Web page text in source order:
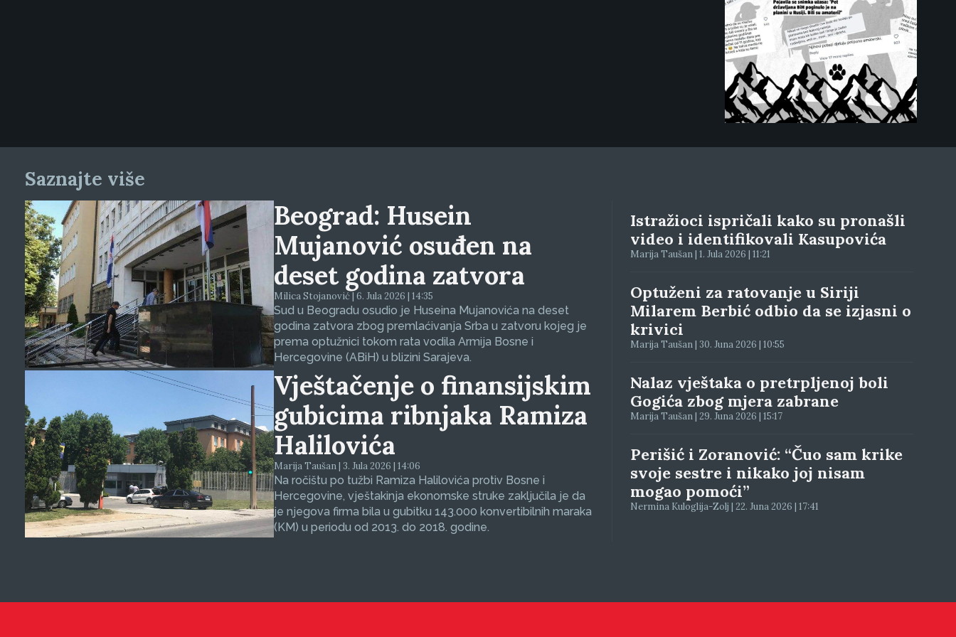
Saznajte više
Beograd: Husein
Mujanović osuđen na
deset godina zatvora
Milica Stojanović | 6. Jula 2026 | 14:35
Sud u Beogradu osudio je Huseina Mujanovića na deset
godina zatvora zbog premlaćivanja Srba u zatvoru kojeg je
prema optužnici tokom rata vodila Armija Bosne i
Hercegovine (ABiH) u blizini Sarajeva.
Vještačenje o finansijskim
gubicima ribnjaka Ramiza
Halilovića
Marija Taušan | 3. Jula 2026 | 14:06
Na ročištu po tužbi Ramiza Halilovića protiv Bosne i
Hercegovine, vještakinja ekonomske struke zaključila je da
je njegova firma bila u gubitku 143.000 konvertibilnih maraka
(KM) u periodu od 2013. do 2018. godine.
Istražioci ispričali kako su pronašli
video i identifikovali Kasupovića
Marija Taušan | 1. Jula 2026 | 11:21
Optuženi za ratovanje u Siriji
Milarem Berbić odbio da se izjasni o
krivici
Marija Taušan | 30. Juna 2026 | 10:55
Nalaz vještaka o pretrpljenoj boli
Gogića zbog mjera zabrane
Marija Taušan | 29. Juna 2026 | 15:17
Perišić i Zoranović: “Čuo sam krike
svoje sestre i nikako joj nisam
mogao pomoći”
Nermina Kuloglija-Zolj | 22. Juna 2026 | 17:41